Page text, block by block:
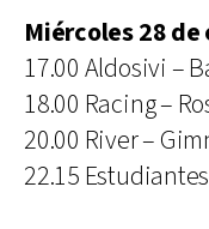
Miércoles 28 de
17.00 Aldosivi –
18.00 Racing –
20.00 River –
22.15